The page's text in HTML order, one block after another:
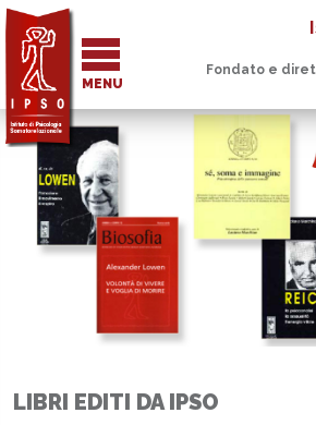
MENU
I
Fondato e
LIBRI EDITI DA IPSO